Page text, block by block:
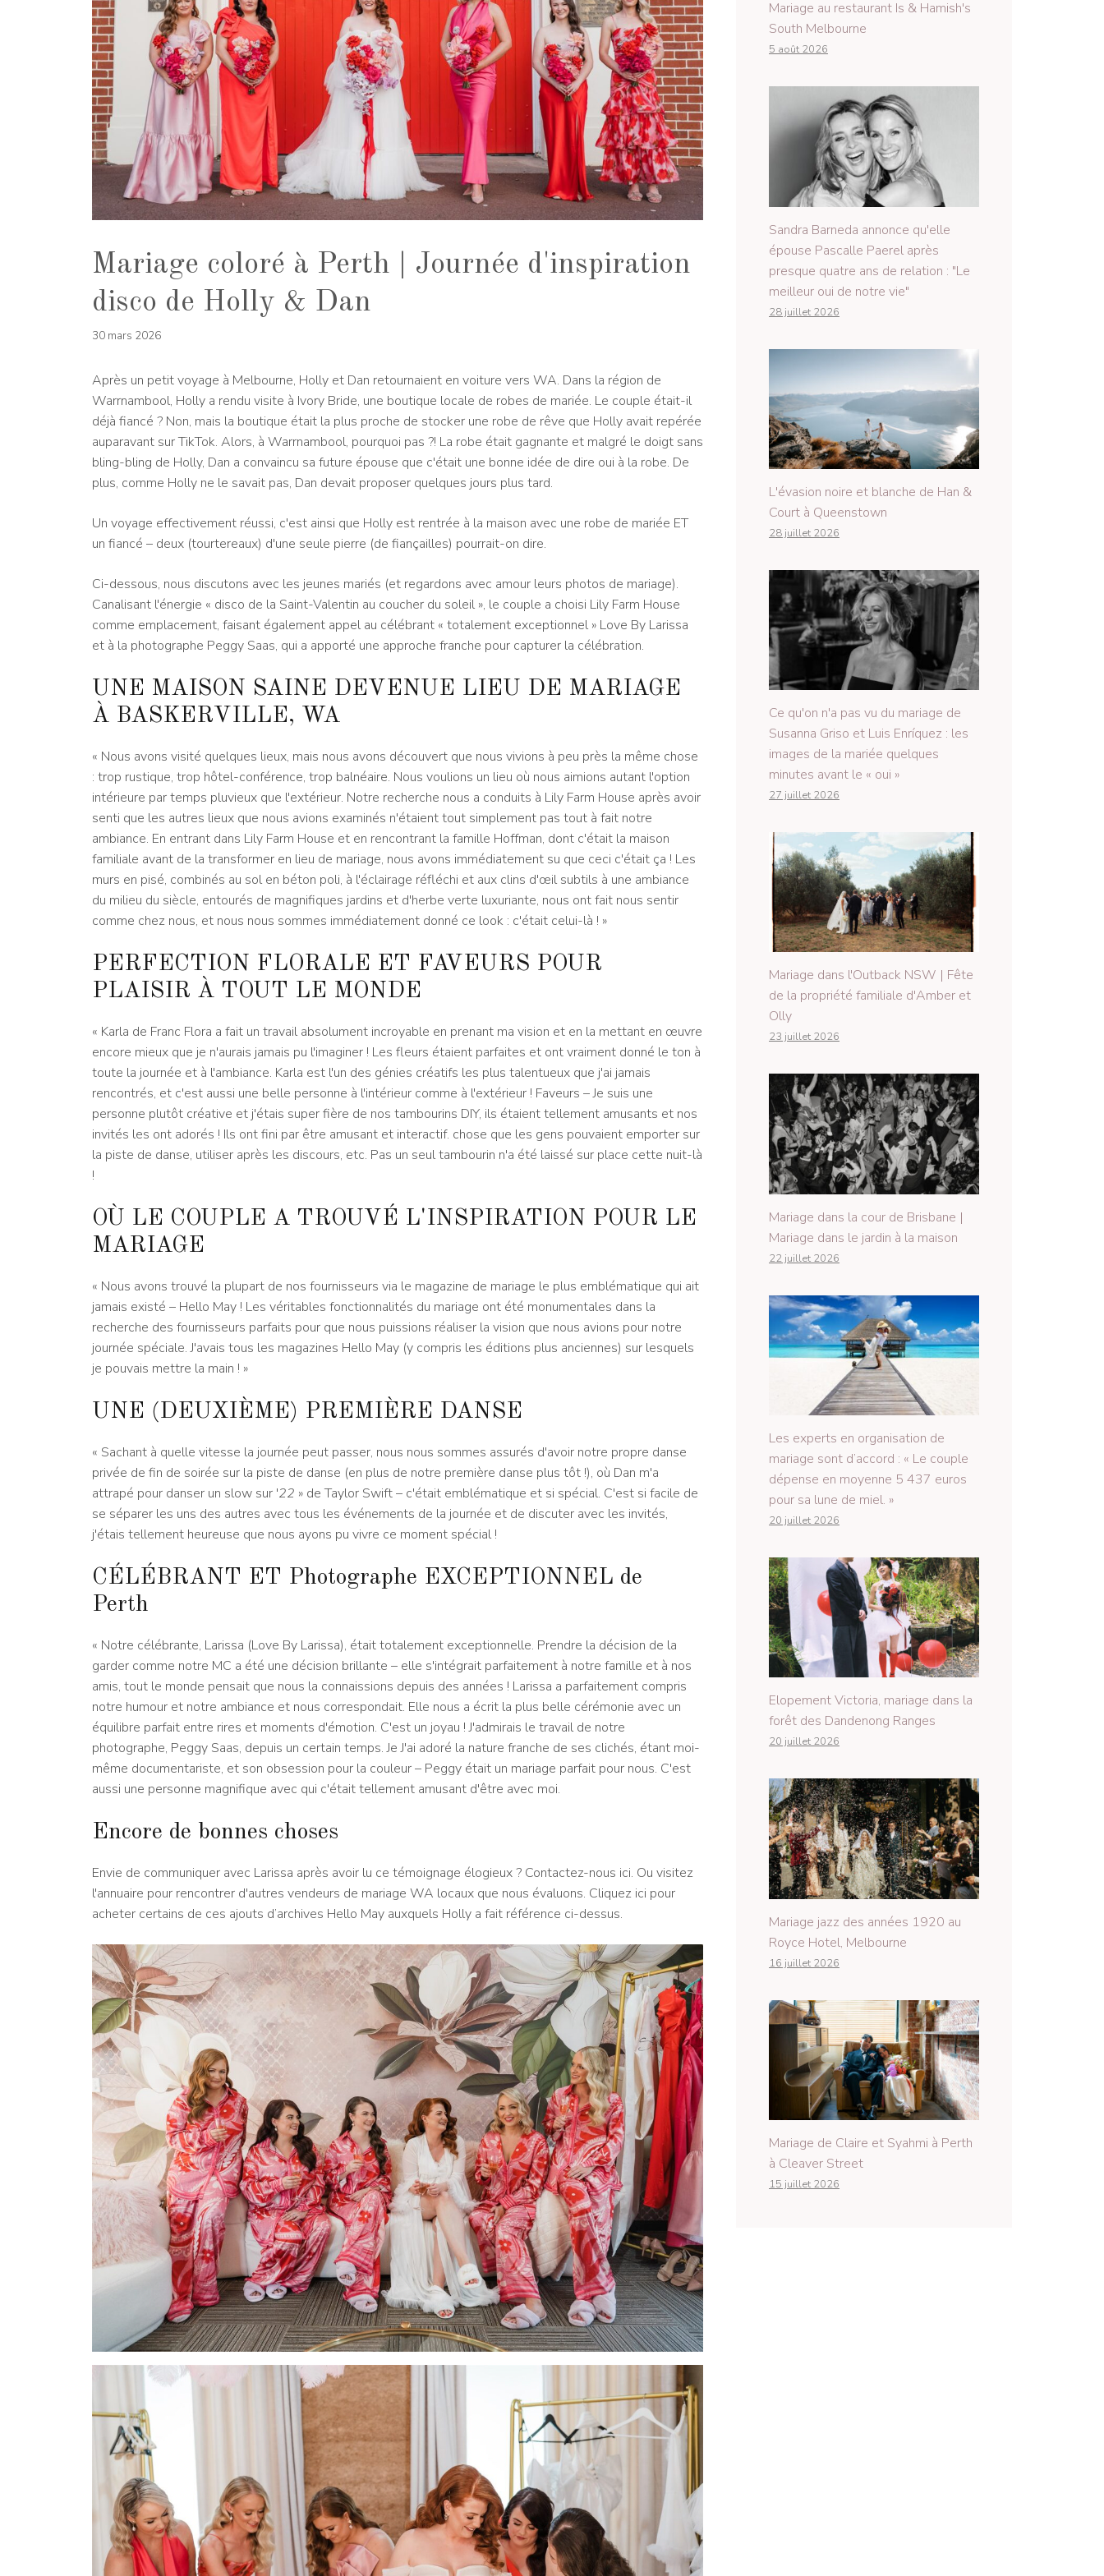
Mariage coloré à Perth | Journée d'inspiration
disco de Holly & Dan
30 mars 2026
Après un petit voyage à Melbourne, Holly et Dan retournaient en voiture vers WA. Dans la région de
Warrnambool, Holly a rendu visite à Ivory Bride, une boutique locale de robes de mariée. Le couple était-il
déjà fiancé ? Non, mais la boutique était la plus proche de stocker une robe de rêve que Holly avait repérée
auparavant sur TikTok. Alors, à Warrnambool, pourquoi pas ?! La robe était gagnante et malgré le doigt sans
bling-bling de Holly, Dan a convaincu sa future épouse que c'était une bonne idée de dire oui à la robe. De
plus, comme Holly ne le savait pas, Dan devait proposer quelques jours plus tard.
Un voyage effectivement réussi, c'est ainsi que Holly est rentrée à la maison avec une robe de mariée ET
un fiancé – deux (tourtereaux) d'une seule pierre (de fiançailles) pourrait-on dire.
Ci-dessous, nous discutons avec les jeunes mariés (et regardons avec amour leurs photos de mariage).
Canalisant l'énergie « disco de la Saint-Valentin au coucher du soleil », le couple a choisi Lily Farm House
comme emplacement, faisant également appel au célébrant « totalement exceptionnel » Love By Larissa
et à la photographe Peggy Saas, qui a apporté une approche franche pour capturer la célébration.
UNE MAISON SAINE DEVENUE LIEU DE MARIAGE
À BASKERVILLE, WA
« Nous avons visité quelques lieux, mais nous avons découvert que nous vivions à peu près la même chose
: trop rustique, trop hôtel-conférence, trop balnéaire. Nous voulions un lieu où nous aimions autant l'option
intérieure par temps pluvieux que l'extérieur. Notre recherche nous a conduits à Lily Farm House après avoir
senti que les autres lieux que nous avions examinés n'étaient tout simplement pas tout à fait notre
ambiance. En entrant dans Lily Farm House et en rencontrant la famille Hoffman, dont c'était la maison
familiale avant de la transformer en lieu de mariage, nous avons immédiatement su que ceci c'était ça ! Les
murs en pisé, combinés au sol en béton poli, à l'éclairage réfléchi et aux clins d'œil subtils à une ambiance
du milieu du siècle, entourés de magnifiques jardins et d'herbe verte luxuriante, nous ont fait nous sentir
comme chez nous, et nous nous sommes immédiatement donné ce look : c'était celui-là ! »
PERFECTION FLORALE ET FAVEURS POUR
PLAISIR À TOUT LE MONDE
« Karla de Franc Flora a fait un travail absolument incroyable en prenant ma vision et en la mettant en œuvre
encore mieux que je n'aurais jamais pu l'imaginer ! Les fleurs étaient parfaites et ont vraiment donné le ton à
toute la journée et à l'ambiance. Karla est l'un des génies créatifs les plus talentueux que j'ai jamais
rencontrés, et c'est aussi une belle personne à l'intérieur comme à l'extérieur ! Faveurs – Je suis une
personne plutôt créative et j'étais super fière de nos tambourins DIY, ils étaient tellement amusants et nos
invités les ont adorés ! Ils ont fini par être amusant et interactif. chose que les gens pouvaient emporter sur
la piste de danse, utiliser après les discours, etc. Pas un seul tambourin n'a été laissé sur place cette nuit-là
!
OÙ LE COUPLE A TROUVÉ L'INSPIRATION POUR LE
MARIAGE
« Nous avons trouvé la plupart de nos fournisseurs via le magazine de mariage le plus emblématique qui ait
jamais existé – Hello May ! Les véritables fonctionnalités du mariage ont été monumentales dans la
recherche des fournisseurs parfaits pour que nous puissions réaliser la vision que nous avions pour notre
journée spéciale. J'avais tous les magazines Hello May (y compris les éditions plus anciennes) sur lesquels
je pouvais mettre la main ! »
UNE (DEUXIÈME) PREMIÈRE DANSE
« Sachant à quelle vitesse la journée peut passer, nous nous sommes assurés d'avoir notre propre danse
privée de fin de soirée sur la piste de danse (en plus de notre première danse plus tôt !), où Dan m'a
attrapé pour danser un slow sur '22 » de Taylor Swift – c'était emblématique et si spécial. C'est si facile de
se séparer les uns des autres avec tous les événements de la journée et de discuter avec les invités,
j'étais tellement heureuse que nous ayons pu vivre ce moment spécial !
CÉLÉBRANT ET Photographe EXCEPTIONNEL de
Perth
« Notre célébrante, Larissa (Love By Larissa), était totalement exceptionnelle. Prendre la décision de la
garder comme notre MC a été une décision brillante – elle s'intégrait parfaitement à notre famille et à nos
amis, tout le monde pensait que nous la connaissions depuis des années ! Larissa a parfaitement compris
notre humour et notre ambiance et nous correspondait. Elle nous a écrit la plus belle cérémonie avec un
équilibre parfait entre rires et moments d'émotion. C'est un joyau ! J'admirais le travail de notre
photographe, Peggy Saas, depuis un certain temps. Je J'ai adoré la nature franche de ses clichés, étant moi-
même documentariste, et son obsession pour la couleur – Peggy était un mariage parfait pour nous. C'est
aussi une personne magnifique avec qui c'était tellement amusant d'être avec moi.
Encore de bonnes choses
Envie de communiquer avec Larissa après avoir lu ce témoignage élogieux ? Contactez-nous ici. Ou visitez
l'annuaire pour rencontrer d'autres vendeurs de mariage WA locaux que nous évaluons. Cliquez ici pour
acheter certains de ces ajouts d’archives Hello May auxquels Holly a fait référence ci-dessus.
Mariage au restaurant Is & Hamish's
South Melbourne
5 août 2026
Sandra Barneda annonce qu'elle
épouse Pascalle Paerel après
presque quatre ans de relation : "Le
meilleur oui de notre vie"
28 juillet 2026
L'évasion noire et blanche de Han &
Court à Queenstown
28 juillet 2026
Ce qu'on n'a pas vu du mariage de
Susanna Griso et Luis Enríquez : les
images de la mariée quelques
minutes avant le « oui »
27 juillet 2026
Mariage dans l'Outback NSW | Fête
de la propriété familiale d'Amber et
Olly
23 juillet 2026
Mariage dans la cour de Brisbane |
Mariage dans le jardin à la maison
22 juillet 2026
Les experts en organisation de
mariage sont d’accord : « Le couple
dépense en moyenne 5 437 euros
pour sa lune de miel. »
20 juillet 2026
Elopement Victoria, mariage dans la
forêt des Dandenong Ranges
20 juillet 2026
Mariage jazz des années 1920 au
Royce Hotel, Melbourne
16 juillet 2026
Mariage de Claire et Syahmi à Perth
à Cleaver Street
15 juillet 2026